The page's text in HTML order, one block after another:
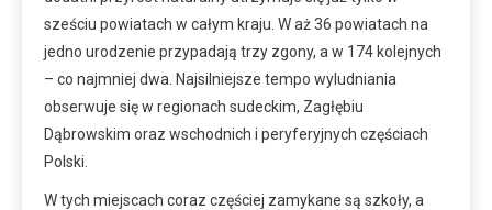
sześciu powiatach w całym kraju. W aż 36 powiatach na
jedno urodzenie przypadają trzy zgony, a w 174 kolejnych
– co najmniej dwa. Najsilniejsze tempo wyludniania
obserwuje się w regionach sudeckim, Zagłębiu
Dąbrowskim oraz wschodnich i peryferyjnych częściach
Polski.
W tych miejscach coraz częściej zamykane są szkoły, a